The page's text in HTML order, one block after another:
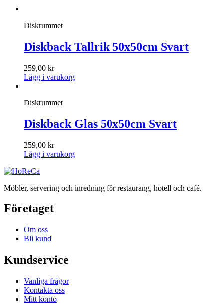
Diskrummet
Diskback Tallrik 50x50cm Svart
259,00 kr
Lägg i varukorg
Diskrummet
Diskback Glas 50x50cm Svart
259,00 kr
Lägg i varukorg
Möbler, servering och inredning för restaurang, hotell och café.
Företaget
Om oss
Bli kund
Kundservice
Vanliga frågor
Kontakta oss
Mitt konto